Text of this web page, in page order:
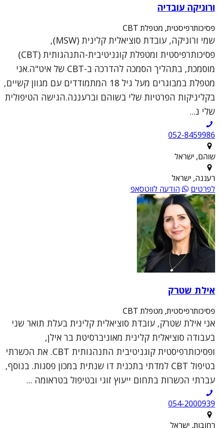
ורוניקה עובדיה
פסיכותרפיסטית, מטפלת CBT
שמי ורוניקה, עובדת סוציאלית קלינית (MSW),
פסיכותרפיסטית ומטפלת קוגניטיבית-התנהגותית (CBT)
מוסמכת, בתהליך הסמכה להדרכה ב-CBT של איט"ה.אני
מטפלת במבוגרים מעל גיל 18 המתמודדים עם מגוון קשיים,
בקליניקות הפרטיות שלי בשוהם וברעננה.הגישה הטיפולית
שלי נ...
052-8459986
שוהם, ישראל
רעננה, ישראל
לפרטים
הודעה לווטסאפ
אילת שטרק
פסיכותרפיסטית, מטפלת CBT
אני אילת שטרק, עובדת סוציאלית קלינית בעלת תואר שני
בעבודה סוציאלית קלינית מאוניברסיטת בר אילן,
ופסיכותרפיסטית קוגניטיבית התנהגותית CBT. את הכשרתי
בטיפול CBT למדתי בתכנית דו שנתית במכון פסגות. בנוסף,
עברתי הכשרות בתחום ייעוץ זוגי ובטיפול בטראומה ...
054-2000939
רחובות, ישראל